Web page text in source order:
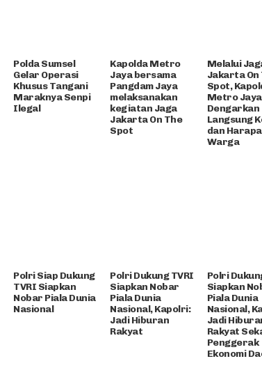
Polda Sumsel
Gelar Operasi
Khusus Tangani
Maraknya Senpi
Ilegal
Kapolda Metro
Jaya bersama
Pangdam Jaya
melaksanakan
kegiatan Jaga
Jakarta On The
Spot
Melalui
Jakarta On
Spot,
Metro Jaya
Dengarkan
Langsung
dan
Warga
Polri Siap Dukung
TVRI Siapkan
Nobar Piala Dunia
Nasional
Polri Dukung TVRI
Siapkan Nobar
Piala Dunia
Nasional, Kapolri:
Jadi Hiburan
Rakyat
Polri
Siapkan
Piala Dunia
Nasional,
Jadi
Rakyat
Penggerak
Ekonomi